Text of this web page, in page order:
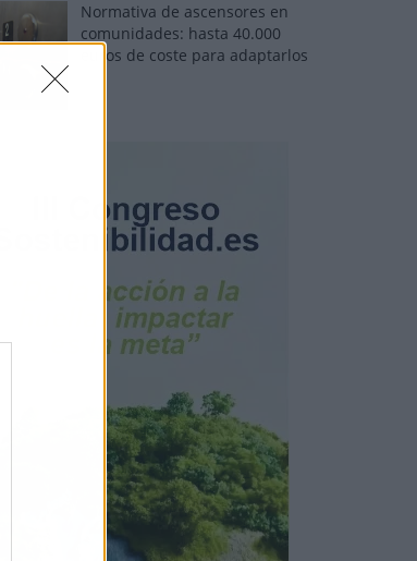
Normativa de ascensores en
comunidades: hasta 40.000
euros de coste para adaptarlos